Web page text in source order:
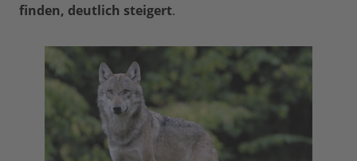
finden, deutlich steigert.